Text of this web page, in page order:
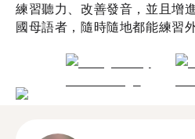
練習聽力、改善發音，並且增
國母語者，隨時隨地都能練習